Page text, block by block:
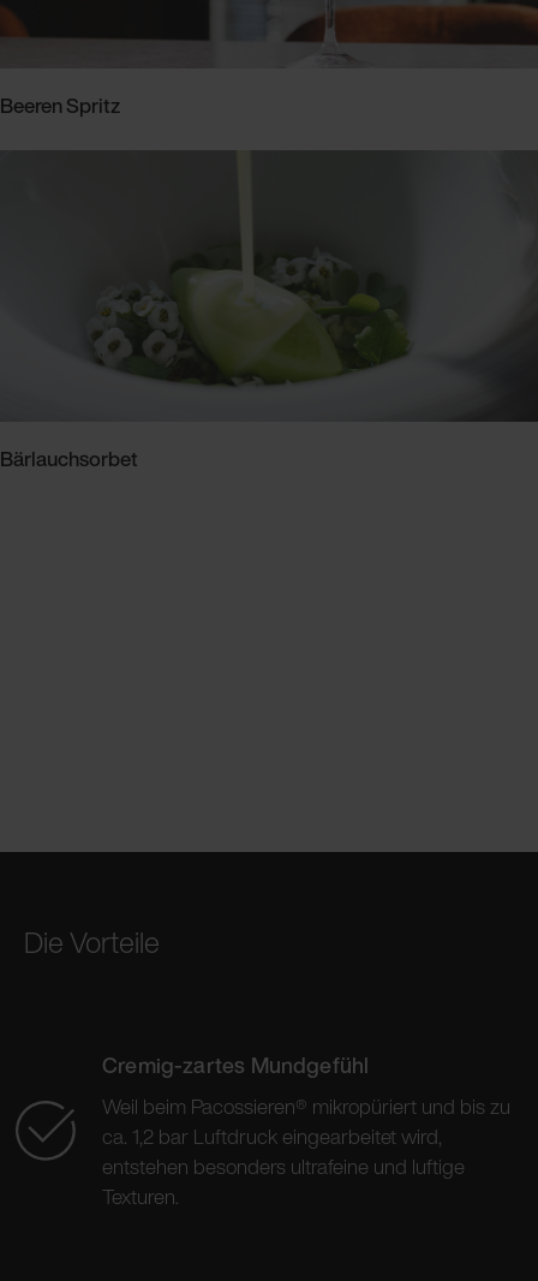
Beeren Spritz
Bärlauchsorbet
Die Vorteile
Cremig-zartes Mundgefühl
Weil beim Pacossieren® mikropüriert und bis zu
ca. 1,2 bar Luftdruck eingearbeitet wird,
entstehen besonders ultrafeine und luftige
Texturen.